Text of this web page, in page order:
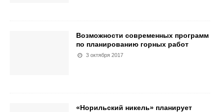
Возможности современных программ
по планированию горных работ
3 октября 2017
«Норильский никель» планирует